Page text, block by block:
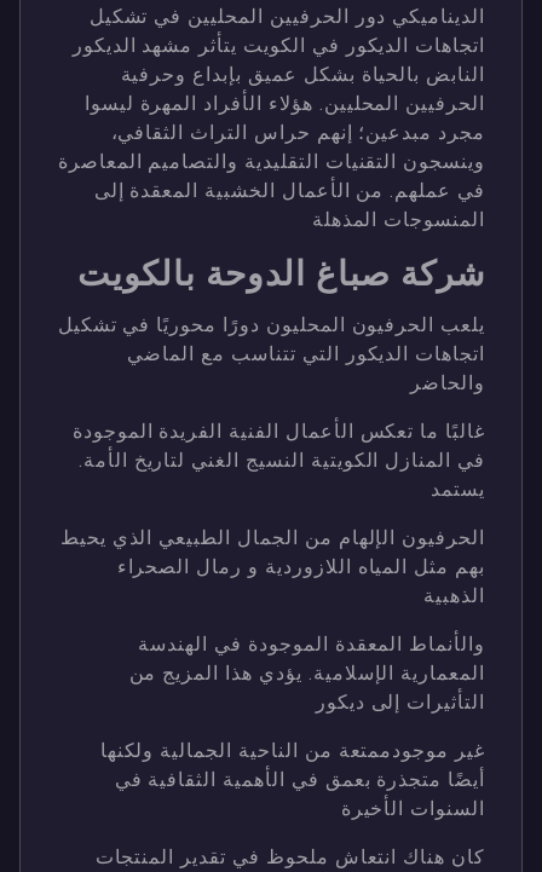
الديناميكي دور الحرفيين المحليين في تشكيل
اتجاهات الديكور في الكويت يتأثر مشهد الديكور
النابض بالحياة بشكل عميق بإبداع وحرفية
الحرفيين المحليين. هؤلاء الأفراد المهرة ليسوا
مجرد مبدعين؛ إنهم حراس التراث الثقافي،
وينسجون التقنيات التقليدية والتصاميم المعاصرة
في عملهم. من الأعمال الخشبية المعقدة إلى
المنسوجات المذهلة
شركة صباغ الدوحة بالكويت
يلعب الحرفيون المحليون دورًا محوريًا في تشكيل
اتجاهات الديكور التي تتناسب مع الماضي
والحاضر
غالبًا ما تعكس الأعمال الفنية الفريدة الموجودة
في المنازل الكويتية النسيج الغني لتاريخ الأمة.
يستمد
الحرفيون الإلهام من الجمال الطبيعي الذي يحيط
بهم مثل المياه اللازوردية و رمال الصحراء
الذهبية
والأنماط المعقدة الموجودة في الهندسة
المعمارية الإسلامية. يؤدي هذا المزيج من
التأثيرات إلى ديكور
غير موجودممتعة من الناحية الجمالية ولكنها
أيضًا متجذرة بعمق في الأهمية الثقافية في
السنوات الأخيرة
كان هناك انتعاش ملحوظ في تقدير المنتجات